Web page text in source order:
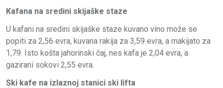
Kafana na sredini skijaške staze
U kafani na sredini skijaške staze kuvano vino može se
popiti za 2,56 evra, kuvana rakija za 3,59 evra, a makijato za
1,79. Isto košta jahorinski čaj, nes kafa je 2,04 evra, a
gazirani sokovi 2,55 evra.
Ski kafe na izlaznoj stanici ski lifta